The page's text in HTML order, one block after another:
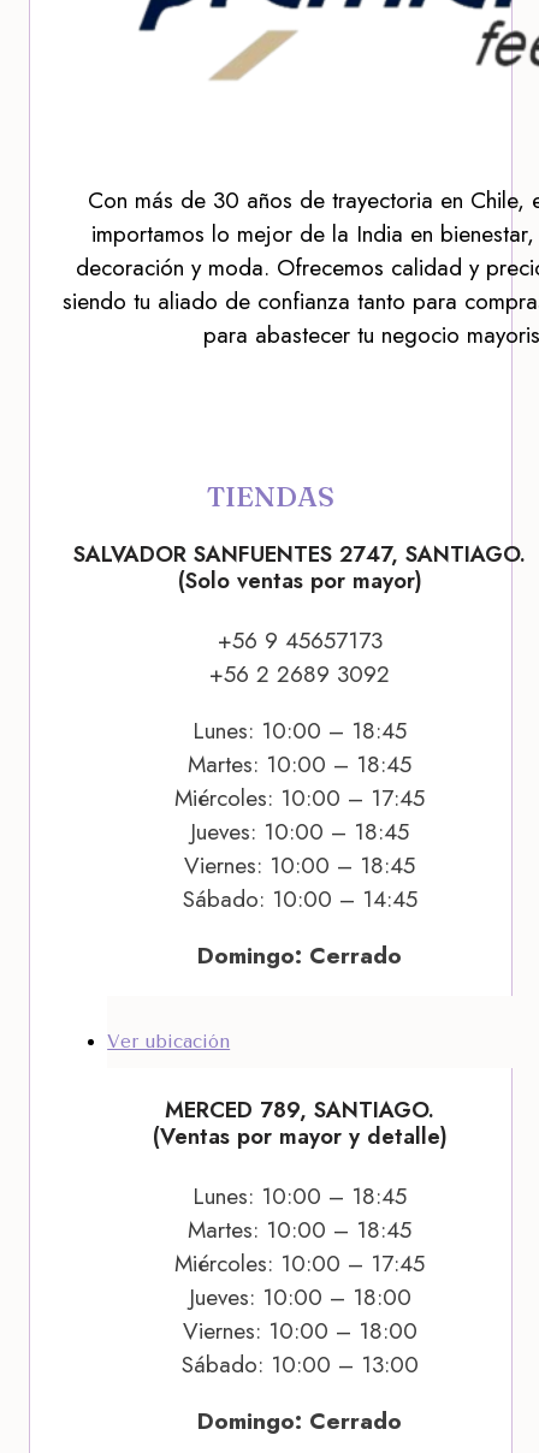
Con más de 30 años de trayectoria en Chile,
importamos lo mejor de la India en
decoración y moda. Ofrecemos calidad y
siendo tu aliado de confianza tanto para
para abastecer tu negocio
TIENDAS
SALVADOR SANFUENTES 2747, SANTIAGO.
(Solo ventas por mayor)
+56 9 45657173
+56 2 2689 3092
Lunes: 10:00 – 18:45
Martes: 10:00 – 18:45
Miércoles: 10:00 – 17:45
Jueves: 10:00 – 18:45
Viernes: 10:00 – 18:45
Sábado: 10:00 – 14:45
Domingo: Cerrado
Ver ubicación
MERCED 789, SANTIAGO.
(Ventas por mayor y detalle)
Lunes: 10:00 – 18:45
Martes: 10:00 – 18:45
Miércoles: 10:00 – 17:45
Jueves: 10:00 – 18:00
Viernes: 10:00 – 18:00
Sábado: 10:00 – 13:00
Domingo: Cerrado